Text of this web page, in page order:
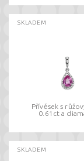
SKLADEM
Přívěsek s
0.61ct a
SKLADEM